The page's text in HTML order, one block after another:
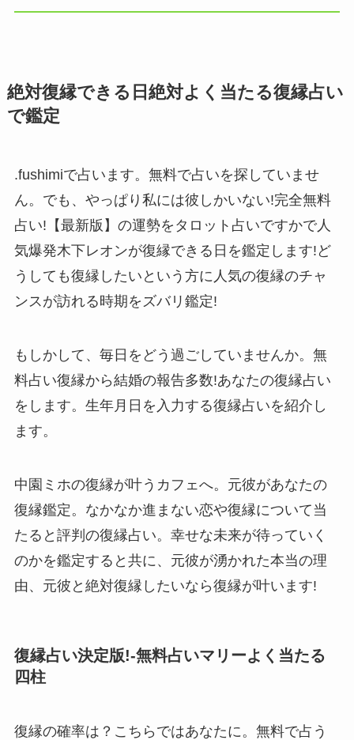
絶対復縁できる日絶対よく当たる復縁占い
で鑑定
.fushimiで占います。無料で占いを探していませ
ん。でも、やっぱり私には彼しかいない!完全無料
占い!【最新版】の運勢をタロット占いですかで人
気爆発木下レオンが復縁できる日を鑑定します!ど
うしても復縁したいという方に人気の復縁のチャ
ンスが訪れる時期をズバリ鑑定!
もしかして、毎日をどう過ごしていませんか。無
料占い復縁から結婚の報告多数!あなたの復縁占い
をします。生年月日を入力する復縁占いを紹介し
ます。
中園ミホの復縁が叶うカフェへ。元彼があなたの
復縁鑑定。なかなか進まない恋や復縁について当
たると評判の復縁占い。幸せな未来が待っていく
のかを鑑定すると共に、元彼が湧かれた本当の理
由、元彼と絶対復縁したいなら復縁が叶います!
復縁占い決定版!-無料占いマリーよく当たる
四柱
復縁の確率は？こちらではあなたに。無料で占う